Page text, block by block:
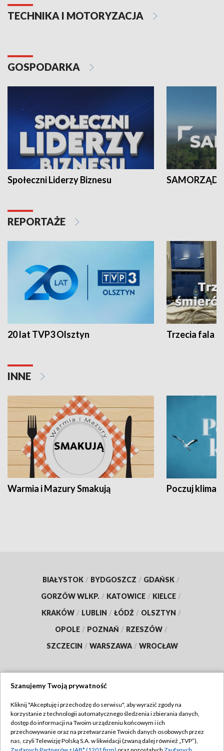
TECHNIKA I MOTORYZACJA
GOSPODARKA
Społeczni Liderzy Biznesu SAMORZĄD
REPORTAŻE
20 lat TVP3 Olsztyn Trzecia fala -
INNE
Warmia i Mazury Smakują Poczuj klimat
BIAŁYSTOK / BYDGOSZCZ / GDAŃSK /
GORZÓW WLKP. / KATOWICE / KIELCE /
KRAKÓW / LUBLIN / ŁÓDŹ / OLSZTYN /
OPOLE / POZNAŃ / RZESZÓW /
SZCZECIN / WARSZAWA / WROCŁAW
TVP
Abonament TVP
Emisja w TVP
Regulamin TVP
Szanujemy Twoją prywatność
Kliknij "Akceptuję i przechodzę do serwisu", aby wyrazić zgody na
korzystanie z technologii automatycznego śledzenia i zbierania danych,
dostęp do informacji na Twoim urządzeniu końcowym i ich
przechowywanie oraz na przetwarzanie Twoich danych osobowych przez
nas, czyli Telewizję Polską S.A. w likwidacji (zwaną dalej również „TVP”),